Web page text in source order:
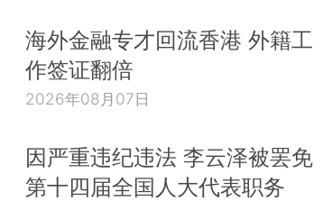
海外金融专才回流香港 外籍工
作签证翻倍
2026年08月07日
因严重违纪违法 李云泽被罢免
第十四届全国人大代表职务